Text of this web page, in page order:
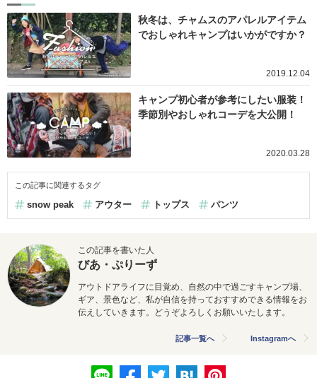
秋冬は、チャムスのアパレルアイテム
でおしゃれキャンプはいかがですか？
2019.12.04
キャンプ初心者が参考にしたい服装！
季節別やおしゃれコーデを大公開！
2020.03.28
この記事に関連するタグ
snow peak アウター トップス パンツ
この記事を書いた人
びあ・ぷりーず
アウトドアライフに目覚め、自然の中で過ごすキャンプ場、
ギア、景色など、私が自信を持っておすすめできる情報をお
伝えしていきます。どうぞよろしくお願いいたします。
記事一覧へ Instagramへ